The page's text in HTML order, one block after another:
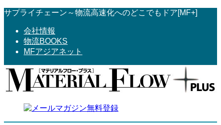
コ
へ
ス
ナ
ョ
ン
サプライチェーン～物流高速化へのどこでもドア[MF+]
会社情報
物流BOOKS
MFアジアネット